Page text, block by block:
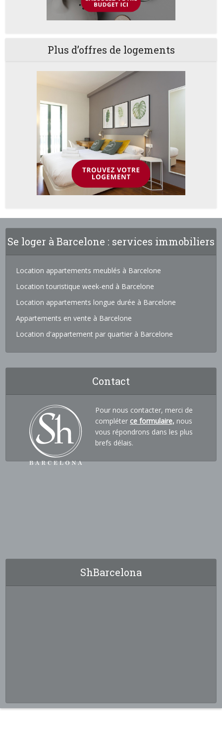
Plus d’offres de logements
Se loger à Barcelone : services immobiliers
Location appartements meublés à Barcelone
Location touristique week-end à Barcelone
Location appartements longue durée à Barcelone
Appartements en vente à Barcelone
Location d'appartement par quartier à Barcelone
Contact
Pour nous contacter, merci de
compléter ce formulaire, nous
vous répondrons dans les plus
brefs délais.
ShBarcelona